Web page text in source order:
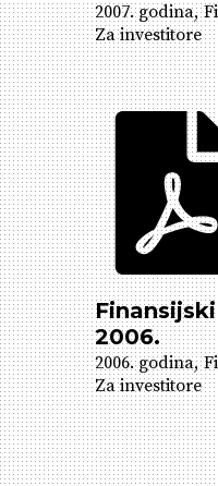
2007. godina
Za investitore
2006.
2006. godina
Za investitore